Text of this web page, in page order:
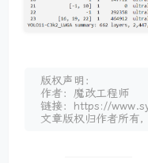
版权声明：
作者：魔改工程师
链接：https://
文章版权归作者所有